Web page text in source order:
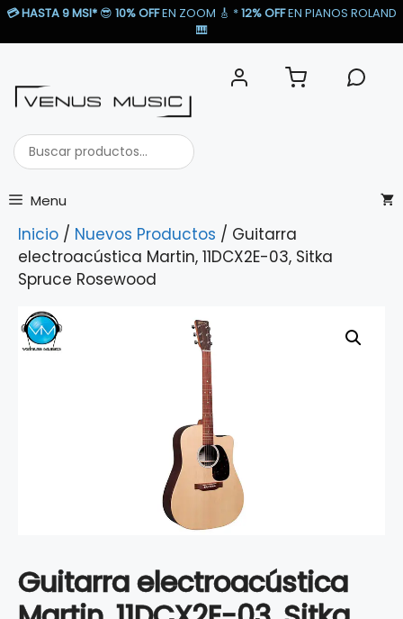
Saltar
💳HASTA 9 MSI* 😎 10% OFFEN ZOOM 🎸​ *12% OFFEN PIANOS ROLAND
🎹​
Buscar
productos...
Menu
Inicio / Nuevos Productos / Guitarra
electroacústica Martin, 11DCX2E-03, Sitka
Spruce Rosewood
Guitarra electroacústica